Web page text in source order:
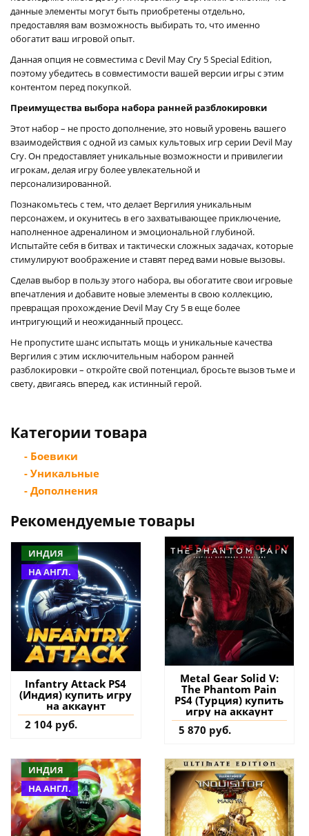
данные элементы могут быть приобретены отдельно,
предоставляя вам возможность выбирать то, что именно
обогатит ваш игровой опыт.
Данная опция не совместима с Devil May Cry 5 Special Edition,
поэтому убедитесь в совместимости вашей версии игры с этим
контентом перед покупкой.
Преимущества выбора набора ранней разблокировки
Этот набор – не просто дополнение, это новый уровень вашего
взаимодействия с одной из самых культовых игр серии Devil May
Cry. Он предоставляет уникальные возможности и привилегии
игрокам, делая игру более увлекательной и
персонализированной.
Познакомьтесь с тем, что делает Вергилия уникальным
персонажем, и окунитесь в его захватывающее приключение,
наполненное адреналином и эмоциональной глубиной.
Испытайте себя в битвах и тактически сложных задачах, которые
стимулируют воображение и ставят перед вами новые вызовы.
Сделав выбор в пользу этого набора, вы обогатите свои игровые
впечатления и добавите новые элементы в свою коллекцию,
превращая прохождение Devil May Cry 5 в еще более
интригующий и неожиданный процесс.
Не пропустите шанс испытать мощь и уникальные качества
Вергилия с этим исключительным набором ранней
разблокировки – откройте свой потенциал, бросьте вызов тьме и
свету, двигаясь вперед, как истинный герой.
Категории товара
- Боевики
- Уникальные
- Дополнения
Рекомендуемые товары
ИНДИЯ
НА АНГЛ.
Infantry Attack PS4
(Индия) купить игру
на аккаунт
2 104 руб.
Metal Gear Solid V:
The Phantom Pain
PS4 (Турция) купить
игру на аккаунт
5 870 руб.
ИНДИЯ
НА АНГЛ.